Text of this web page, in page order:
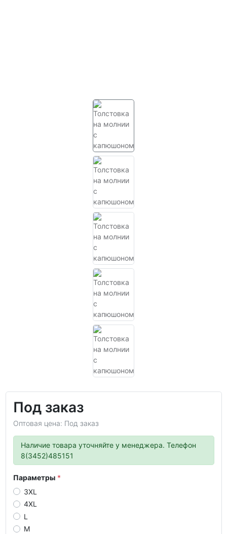
Под заказ
Оптовая цена: Под заказ
Наличие товара уточняйте у менеджера. Телефон
8(3452)485151
Параметры
3XL
4XL
L
M